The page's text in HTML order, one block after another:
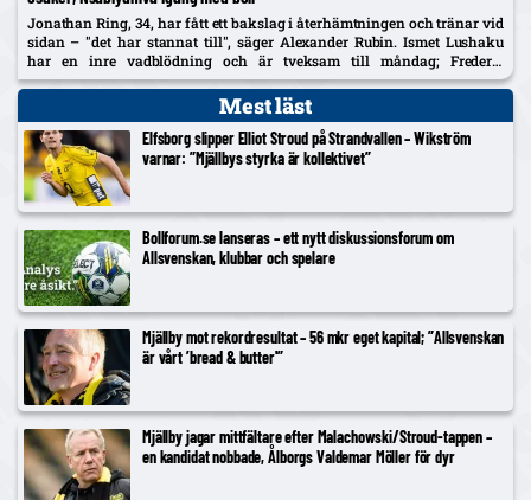
Jonathan Ring, 34, har fått ett bakslag i återhämtningen och tränar vid
sidan – "det har stannat till", säger Alexander Rubin. Ismet Lushaku
har en inre vadblödning och är tveksam till måndag; Frederic
Nsabiyumva har påbörjat individuella bollpass.
Mest läst
Elfsborg slipper Elliot Stroud på Strandvallen – Wikström
varnar: ”Mjällbys styrka är kollektivet”
Bollforum.se lanseras – ett nytt diskussionsforum om
Allsvenskan, klubbar och spelare
Mjällby mot rekordresultat – 56 mkr eget kapital; ”Allsvenskan
är vårt ’bread & butter'”
Mjällby jagar mittfältare efter Malachowski/Stroud-tappen –
en kandidat nobbade, Ålborgs Valdemar Möller för dyr